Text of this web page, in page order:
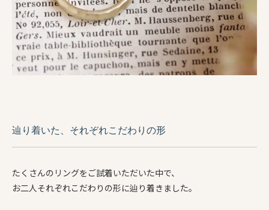
辿り着いた、それぞれこだわりの形
たくさんのリングをご試着いただいた中で、
お二人それぞれこだわりの形に辿り着きました。